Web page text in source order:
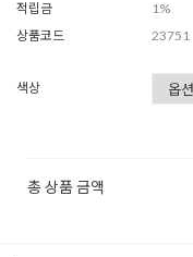
적립금
1%
상품코드
23751
색상
총 상품 금액